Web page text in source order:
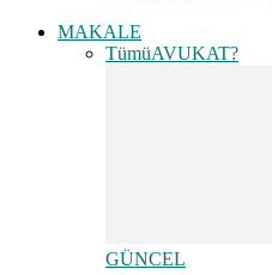
MAKALE
TümüAVUKAT?
GÜNCEL